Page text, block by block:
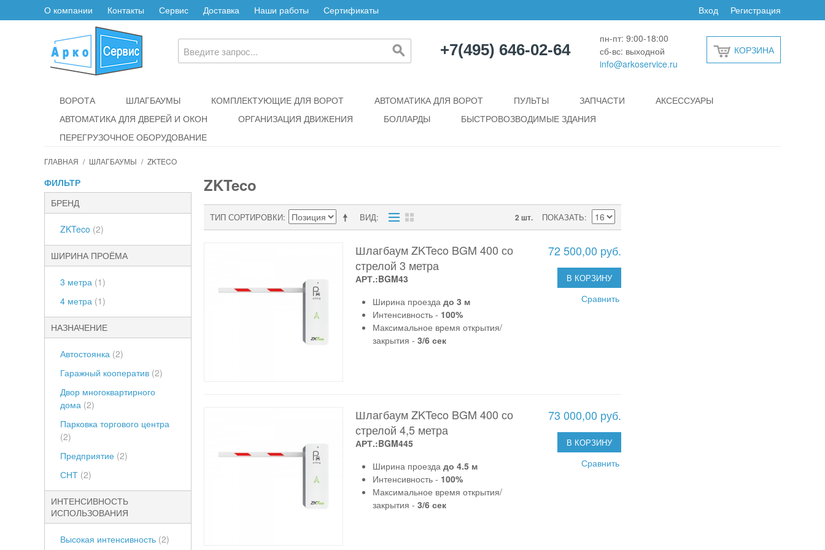
О компании Контакты Сервис Доставка Наши работы Сертификаты Регистрация
Вход
+7(495) 646-02-64
пн-пт: 9:00-18:00
сб-вс: выходной
info@arkoservice.ru
КОРЗИНА
ВОРОТА ШЛАГБАУМЫ КОМПЛЕКТУЮЩИЕ ДЛЯ ВОРОТ АВТОМАТИКА ДЛЯ ВОРОТ ПУЛЬТЫ ЗАПЧАСТИ
АКСЕССУАРЫ
АВТОМАТИКА ДЛЯ ДВЕРЕЙ И ОКОН
ОРГАНИЗАЦИЯ ДВИЖЕНИЯ БОЛЛАРДЫ
БЫСТРОВОЗВОДИМЫЕ ЗДАНИЯ
ПЕРЕГРУЗОЧНОЕ ОБОРУДОВАНИЕ
ГЛАВНАЯ / ШЛАГБАУМЫ / ZKTECO
ФИЛЬТР
БРЕНД
ZKTeco (2)
ШИРИНА ПРОЁМА
3 метра (1)
4 метра (1)
НАЗНАЧЕНИЕ
Автостоянка (2)
Гаражный кооператив (2)
Двор многоквартирного
дома (2)
Парковка торгового центра
(2)
Предприятие (2)
СНТ (2)
ИНТЕНСИВНОСТЬ
ИСПОЛЬЗОВАНИЯ
Высокая интенсивность (2)
ZKTeco
ВИД
ТИП СОРТИРОВКИ 2 шт. ПОКАЗАТЬ
Шлагбаум ZKTeco BGM 400 со
стрелой 3 метра
АРТ.:BGM43
72 500,00 руб.
В КОРЗИНУ
Сравнить
Ширина проезда до 3 м
Интенсивность - 100%
Максимальное время открытия/
закрытия - 3/6 сек
Шлагбаум ZKTeco BGM 400 со
стрелой 4,5 метра
АРТ.:BGM445
73 000,00 руб.
В КОРЗИНУ
Сравнить
Ширина проезда до 4.5 м
Интенсивность - 100%
Максимальное время открытия/
закрытия - 3/6 сек